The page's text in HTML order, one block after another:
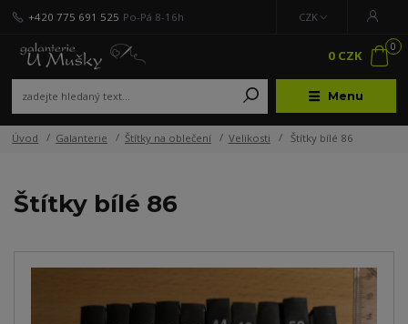
Menu
CZK
+420 775 691 525 Po-Pá 8-16h
0
0 CZK
Úvod Galanterie Štítky na oblečení Velikosti Štítky bílé 86
Štítky bílé 86